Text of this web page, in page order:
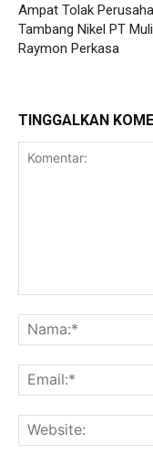
Ampat Tolak
Tambang Nikel PT
Raymon Perkasa
TINGGALKAN